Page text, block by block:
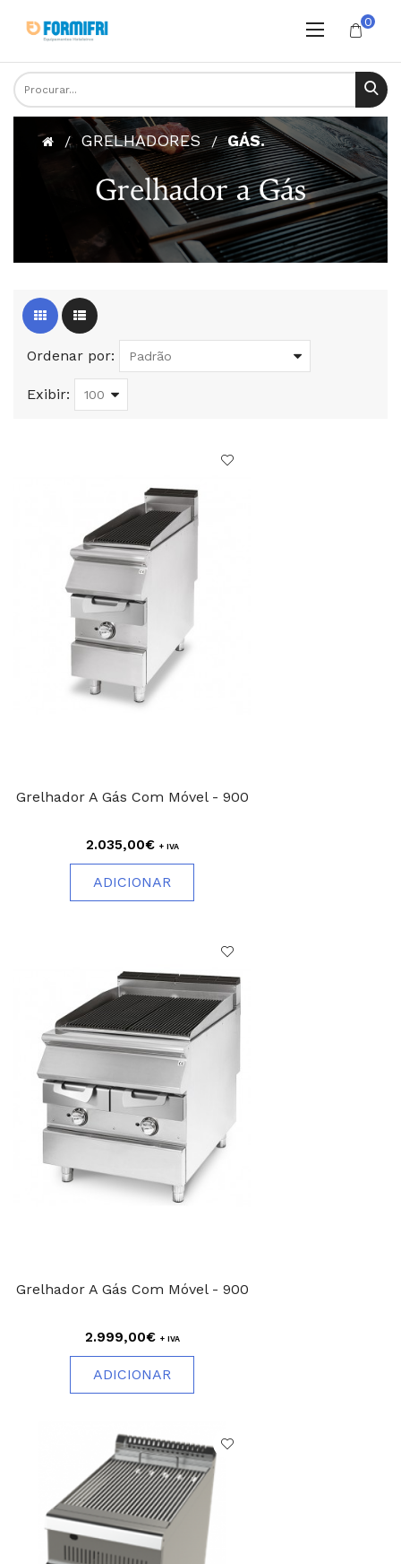
0
GRELHADORES GÁS.
Ordenar por:
Exibir:
Grelhador A Gás Com Móvel - 900
2.035,00€ + IVA
ADICIONAR
Grelhador A Gás Com Móvel - 900
2.999,00€ + IVA
ADICIONAR